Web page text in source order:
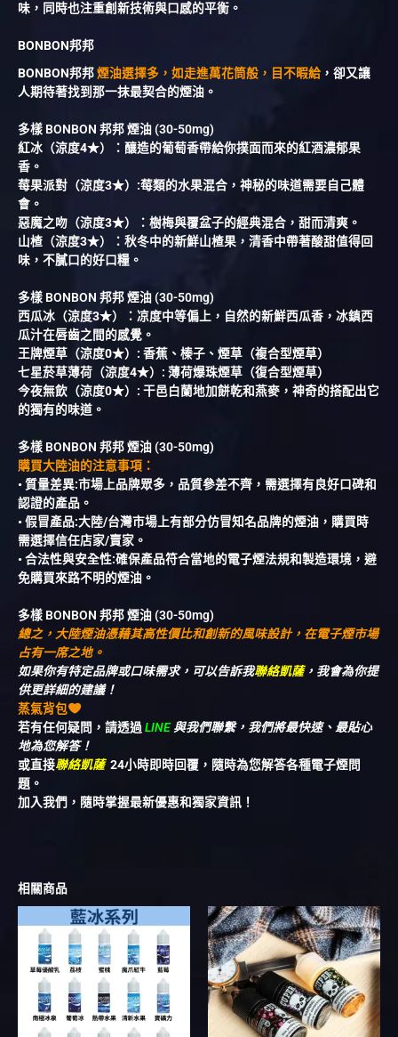
味，同時也注重創新技術與口感的平衡。
BONBON邦邦
BONBON邦邦煙油選擇多，如走進萬花筒般，目不暇給 ，卻又讓
人期待著找到那一抹最契合的煙油。
多樣 BONBON 邦邦 煙油 (30-50mg)
紅冰（涼度4★）：釀造的葡萄香帶給你撲面而來的紅酒濃郁果
香。
莓果派對（涼度3★）:莓類的水果混合，神秘的味道需要自己體
會。
惡魔之吻（涼度3★）：樹梅與覆盆子的經典混合，甜而清爽。
山楂（涼度3★）：秋冬中的新鮮山楂果，清香中帶著酸甜值得回
味，不膩口的好口糧。
多樣 BONBON 邦邦 煙油 (30-50mg)
西瓜冰（涼度3★）：凉度中等偏上，自然的新鮮西瓜香，冰鎮西
瓜汁在唇齒之間的感覺。
王牌煙草（涼度0★）: 香蕉、榛子、煙草（複合型煙草）
七星菸草薄荷（涼度4★）: 薄荷爆珠煙草（復合型煙草）
今夜無飲（涼度0★）: 干邑白蘭地加餅乾和燕麥，神奇的搭配出它
的獨有的味道。
多樣 BONBON 邦邦 煙油 (30-50mg)
購買大陸油的注意事項：
• 質量差異:市場上品牌眾多，品質參差不齊，需選擇有良好口碑和
認證的產品。
• 假冒產品:大陸/台灣市場上有部分仿冒知名品牌的煙油，購買時
需選擇信任店家/賣家。
• 合法性與安全性:確保產品符合當地的電子煙法規和製造環境，避
免購買來路不明的煙油。
多樣 BONBON 邦邦 煙油 (30-50mg)
總之，大陸煙油憑藉其高性價比和創新的風味設計，在電子煙市場
占有一席之地。
如果你有特定品牌或口味需求，可以告訴我聯絡凱薩，我會為你提
供更詳細的建議！
蒸氣背包
若有任何疑問，請透過 LINE與我們聯繫，我們將最快速、最貼心
地為您解答！
或直接聯絡凱薩 24小時即時回覆，隨時為您解答各種電子煙問
題。
加入我們，隨時掌握最新優惠和獨家資訊！
相關商品
此
產
品
有
多
種
款
此
產
品
有
多
種
款